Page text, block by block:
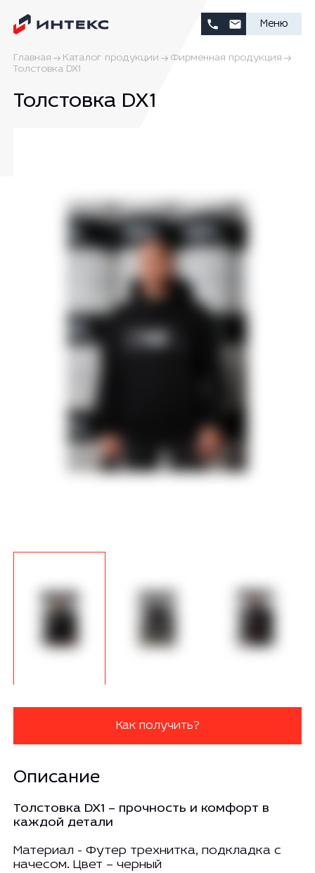
Меню
Главная Каталог продукции
Фирменная продукция
Толстовка DX1
Толстовка DX1
Как получить?
Описание
Толстовка DX1 – прочность и комфорт в
каждой детали
Материал - Футер трехнитка, подкладка с
начесом. Цвет – черный